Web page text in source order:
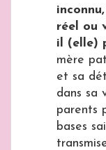
réel ou
il (elle)
mère
et sa
dans sa
parents
bases